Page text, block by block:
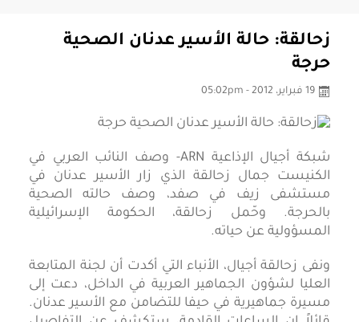
زحالقة: حالة الأسير عدنان الصحية
حرجة
19 فبراير، 2012 - 05:02pm
شبكة أجيال الإذاعية ARN- وصف النائب العربي في
الكنيست جمال زحالقة الذي زار الأسير عدنان في
مستشفى زيف في صفد، وصف حالته الصحية
بالحرجة. وحّمل زحالقة، الحكومة الإسرائيلية
المسؤولية عن حياته.
ونفى زحالقة أجيال، الأنباء التي أكدت أن لجنة المتابعة
العليا لشؤون الجماهير العربية في الداخل، دعت إلى
مسيرة جماهيرية في حيفا للتضامن مع الأسير عدنان.